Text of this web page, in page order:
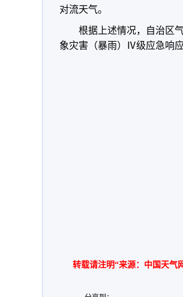
对流天气。
根据上述情况，自治区
象灾害（暴雨）Ⅳ级应急响应
转载请注明“来源：中国天气